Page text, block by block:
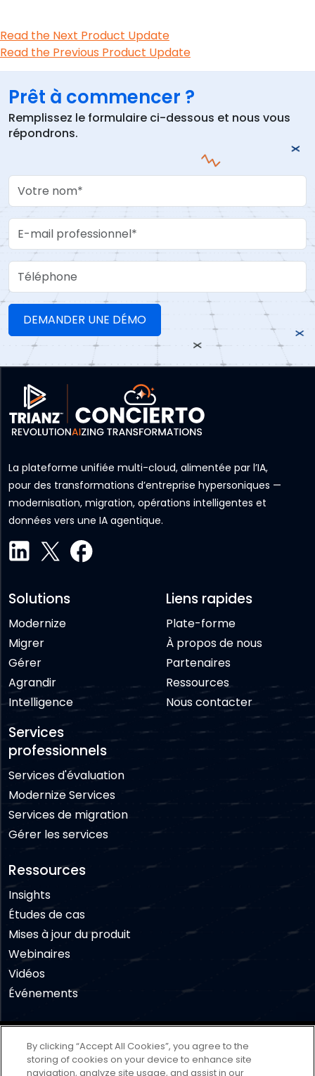
Read the Next Product Update
Read the Previous Product Update
Prêt à commencer ?
Remplissez le formulaire ci-dessous et nous vous
répondrons.
Your Name
Work Email
Téléphone
La plateforme unifiée multi-cloud, alimentée par l’IA,
pour des transformations d’entreprise hypersoniques —
modernisation, migration, opérations intelligentes et
données vers une IA agentique.
Solutions
Modernize
Migrer
Gérer
Agrandir
Intelligence
Services
professionnels
Services d'évaluation
Modernize Services
Services de migration
Gérer les services
Liens rapides
Plate-forme
À propos de nous
Partenaires
Ressources
Nous contacter
Ressources
Insights
Études de cas
Mises à jour du produit
Webinaires
Vidéos
Événements
Politique de confidentialité Politique des cookies
By clicking “Accept All Cookies”, you agree to the
storing of cookies on your device to enhance site
navigation, analyze site usage, and assist in our